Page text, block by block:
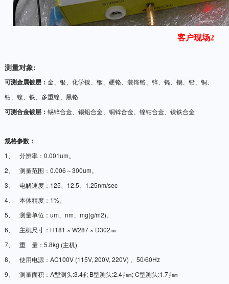
客户现场2
测量对象:
可测金属镀层： 金、银、化学镍、铟、硬铬、装饰铬、锌、 镉、锡、 铅、铜、
钴、镍、铁、多重镍、黑铬
可测合金镀层： 锡锌合金、锡铅合金、铜锌合金、镍钴合金、镍铁合金
规格参数：
1、 分辨率： 0.001um。
2、
测量范围： 0.006～300um。
3、
电解速度： 125 12.5
1.25nm/sec
4、
本体精度： 1%。
5、
测量单位： um nm mg(g/m2)。
6、
主机尺寸： H181 × W287 × D302㎜
7、
重 量： 5.8kg (主机)
8、
使用电源： AC100V (115V, 200V, 220V)
50/60Hz
9、
测量面积： A型测头:3.4∮; B型测头:2.4∮㎜; C型测头:1.7∮㎜